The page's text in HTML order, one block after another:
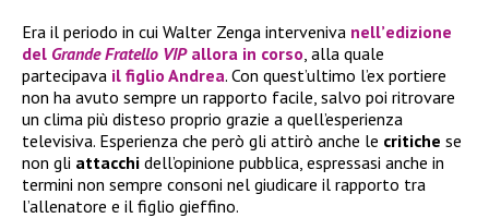
Era il periodo in cui Walter Zenga interveniva nell’edizione
del Grande Fratello VIPallora in corso , alla quale
partecipava il figlio Andrea. Con quest’ultimo l’ex portiere
non ha avuto sempre un rapporto facile, salvo poi ritrovare
un clima più disteso proprio grazie a quell’esperienza
televisiva. Esperienza che però gli attirò anche le critiche se
non gli attacchi dell’opinione pubblica, espressasi anche in
termini non sempre consoni nel giudicare il rapporto tra
l’allenatore e il figlio gieffino.